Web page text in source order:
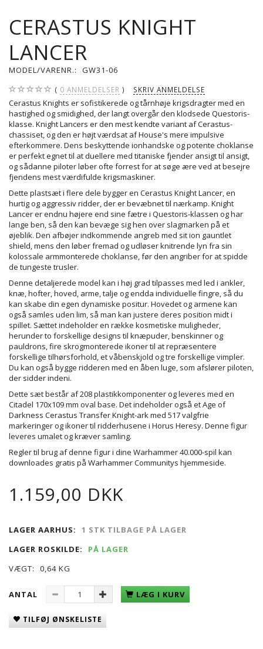
CERASTUS KNIGHT
LANCER
MODEL/VARENR.: GW31-06
0 ANMELDELSER SKRIV ANMELDELSE
Cerastus Knights er sofistikerede og tårnhøje krigsdragter med en
hastighed og smidighed, der langt overgår den klodsede Questoris-
klasse. Knight Lancers er den mest kendte variant af Cerastus-
chassiset, og den er højt værdsat af House's mere impulsive
efterkommere. Dens beskyttende ionhandske og potente choklanse
er perfekt egnet til at duellere med titaniske fjender ansigt til ansigt,
og sådanne piloter løber ofte forrest for at søge ære ved at besejre
fjendens mest værdifulde krigsmaskiner.
Dette plastsæt i flere dele bygger en Cerastus Knight Lancer, en
hurtig og aggressiv ridder, der er bevæbnet til nærkamp. Knight
Lancer er endnu højere end sine fætre i Questoris-klassen og har
lange ben, så den kan bevæge sig hen over slagmarken på et
øjeblik. Den afbøjer indkommende angreb med sit ion gauntlet
shield, mens den løber fremad og udløser knitrende lyn fra sin
kolossale armmonterede choklanse, før den angriber for at spidde
de tungeste trusler.
Denne detaljerede model kan i høj grad tilpasses med led i ankler,
knæ, hofter, hoved, arme, talje og endda individuelle fingre, så du
kan skabe din egen dynamiske positur. Hovedet og armene kan
også samles uden lim, så man kan justere deres position midt i
spillet. Sættet indeholder en række kosmetiske muligheder,
herunder to forskellige designs til knæpuder, benskinner og
pauldrons, fire skrogmonterede ikoner til at repræsentere
forskellige tilhørsforhold, et våbenskjold og tre forskellige vimpler.
Du kan også bygge ridderen med en åben luge, som afslører piloten,
der sidder indeni.
Dette sæt består af 208 plastikkomponenter og leveres med en
Citadel 170x109 mm oval base. Det indeholder også et Age of
Darkness Cerastus Transfer Knight-ark med 517 valgfrie
markeringer og ikoner til ridderhusene i Horus Heresy. Denne figur
leveres umalet og kræver samling.
Regler til brug af denne figur i dine Warhammer 40.000-spil kan
downloades gratis på Warhammer Communitys hjemmeside.
1.159,00 DKK
LAGER AARHUS:
1 STK TILBAGE PÅ LAGER
LAGER ROSKILDE:
PÅ LAGER
VÆGT:
0,64 KG
ANTAL LÆG I KURV
TILFØJ ØNSKELISTE